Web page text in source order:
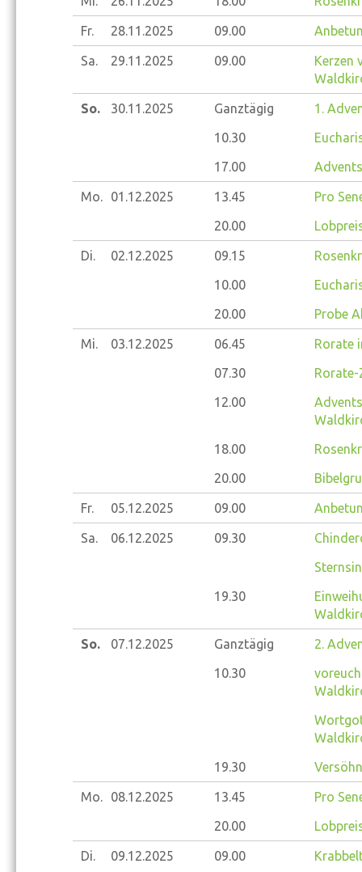
Fr. 28.11.2025 09.00
Sa. 29.11.2025 09.00
Kerzen
So. 30.11.2025 Ganztägig
1.
10.30
17.00
Mo. 01.12.2025 13.45
Pro
20.00
Di. 02.12.2025 09.15
10.00
20.00
Probe
Mi. 03.12.2025 06.45
Rorate
07.30
12.00
18.00
20.00
Fr. 05.12.2025 09.00
Sa. 06.12.2025 09.30
19.30
So. 07.12.2025 Ganztägig
2.
10.30
19.30
Mo. 08.12.2025 13.45
Pro
20.00
Di. 09.12.2025 09.00